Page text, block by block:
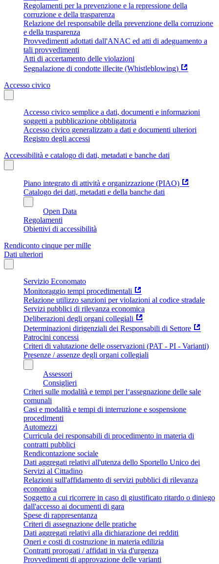
Regolamenti per la prevenzione e la repressione della
corruzione e della trasparenza
Relazione del responsabile della prevenzione della corruzione
e della trasparenza
Provvedimenti adottati dall'ANAC ed atti di adeguamento a
tali provvedimenti
Atti di accertamento delle violazioni
Segnalazione di condotte illecite (Whistleblowing)
Accesso civico
Accesso civico semplice a dati, documenti e informazioni
soggetti a pubblicazione obbligatoria
Accesso civico generalizzato a dati e documenti ulteriori
Registro degli accessi
Accessibilità e catalogo di dati, metadati e banche dati
Piano integrato di attività e organizzazione (PIAO)
Catalogo dei dati, metadati e della banche dati
Open Data
Regolamenti
Obiettivi di accessibilità
Rendiconto cinque per mille
Dati ulteriori
Servizio Economato
Monitoraggio tempi procedimentali
Relazione utilizzo sanzioni per violazioni al codice stradale
Servizi pubblici di rilevanza economica
Deliberazioni degli organi collegiali
Determinazioni dirigenziali dei Responsabili di Settore
Patrocini concessi
Criteri di valutazione delle osservazioni (PAT - PI - Varianti)
Presenze / assenze degli organi collegiali
Assessori
Consiglieri
Criteri sulle modalità e tempi per l‘assegnazione delle sale
comunali
Casi e modalità e tempi di interruzione e sospensione
procedimenti
Automezzi
Curricula dei responsabili di procedimento in materia di
contratti pubblici
Rendicontazione sociale
Dati aggregati relativi all'utenza dello Sportello Unico dei
Servizi al Cittadino
Relazioni sull'affidamento di servizi pubblici di rilevanza
economica
Soggetto a cui ricorrere in caso di giustificato ritardo o diniego
dall'accesso ai documenti di gara
Spese di rappresentanza
Criteri di assegnazione delle pratiche
Dati aggregati relativi alla dichiarazione dei redditi
Oneri e costi di costruzione in materia edilizia
Contratti prorogati / affidati in via d'urgenza
Provvedimenti di approvazione delle varianti